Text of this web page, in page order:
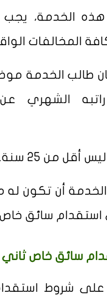
الخدمة، يجب
المخالفات
طالب الخدمة
أقل من 25 سنة.
أن تكون له
استقدام سائق
سائق خاص ثاني
على شروط